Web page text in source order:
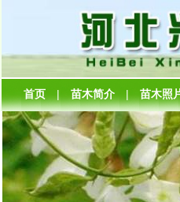
首页 | 苗木简介 | 苗木照